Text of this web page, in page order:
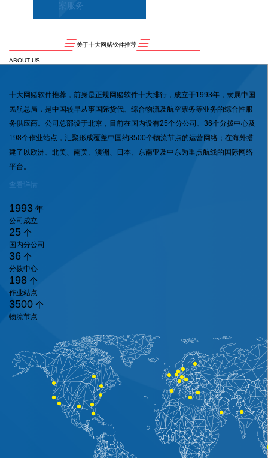
案服务
关于十大网赌软件推荐
ABOUT US
十大网赌软件推荐，前身是正规网赌软件十大排行，成立于1993年，隶属中国
民航总局，是中国较早从事国际货代、综合物流及航空票务等业务的综合性服
务供应商。公司总部设于北京，目前在国内设有25个分公司、36个分拨中心及
198个作业站点，汇聚形成覆盖中国约3500个物流节点的运营网络；在海外搭
建了以欧洲、北美、南美、澳洲、日本、东南亚及中东为重点航线的国际网络
平台。
查看详情
1993 年
公司成立
25 个
国内分公司
36 个
分拨中心
198 个
作业站点
3500 个
物流节点